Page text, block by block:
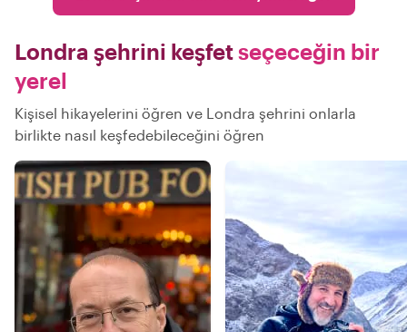
Londra şehrini keşfetseçeceğin bir
yerel
Kişisel hikayelerini öğren ve Londra şehrini onlarla
birlikte nasıl keşfedebileceğini öğren